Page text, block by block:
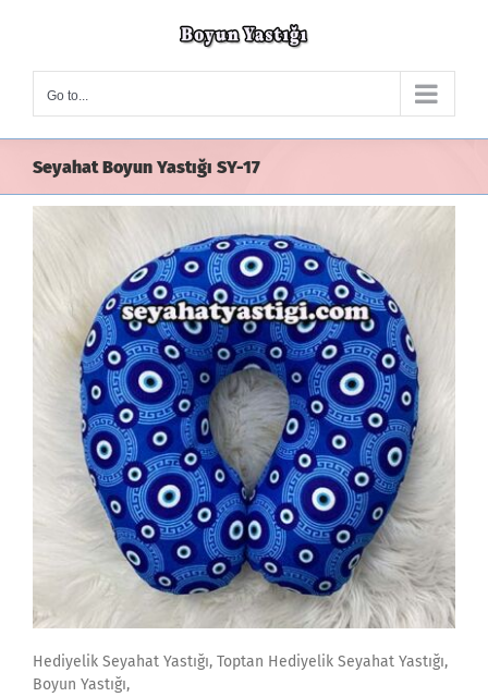
Go to...
Seyahat Boyun Yastığı SY-17
Hediyelik Seyahat Yastığı, Toptan Hediyelik Seyahat Yastığı,
Boyun Yastığı,